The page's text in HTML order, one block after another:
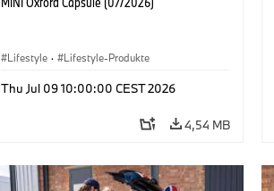
Lifestyle · Lifestyle-Produkte
Thu Jul 09 10:00:00 CEST 2026
4,54 MB